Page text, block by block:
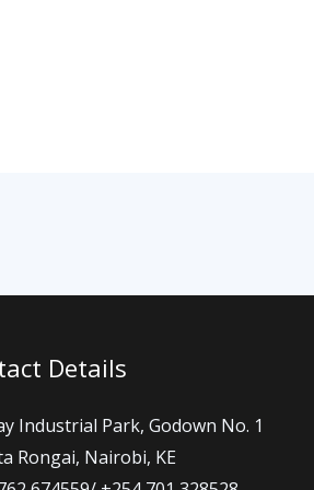
Details
Industrial Park, Godown No. 1
Rongai, Nairobi, KE